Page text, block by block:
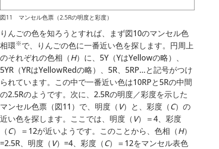
図11 マンセル色票（2.5Rの明度と彩度）
りんごの色を知ろうとすれば、まず図10のマンセル色
相環※で、りんごの色に一番近い色を探します。円周上
のそれぞれの色相（H）に、5Y（YはYellowの略）、
5YR（YRはYellowRedの略）、5R、5RP…と記号がつけ
られています。この中で一番近い色は10RPと5Rの中間
の2.5Rのようです。次に、2.5Rの明度／彩度を示した
マンセル色票（図11）で、明度（ V）と、彩度（C）の
近い色を探します。ここでは、明度（ V）＝4、彩度
（C）＝12が近いようです。このことから、色相（H）
=2.5R、明度（ V）=4、彩度（C）＝12をマンセル表色